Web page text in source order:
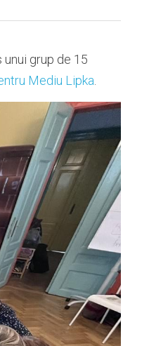
grup de 15
Mediu Lipka